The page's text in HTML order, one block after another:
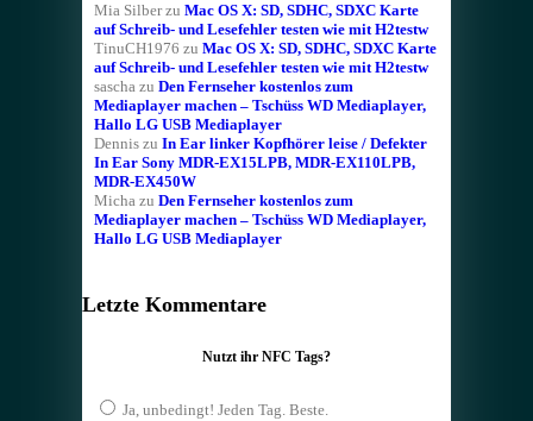
Mia Silberzu Mac OS X: SD, SDHC, SDXC Karte
auf Schreib- und Lesefehler testen wie mit H2testw
TinuCH1976 zu Mac OS X: SD, SDHC, SDXC Karte
auf Schreib- und Lesefehler testen wie mit H2testw
saschazu Den Fernseher kostenlos zum
Mediaplayer machen – Tschüss WD Mediaplayer,
Hallo LG USB Mediaplayer
Denniszu In Ear linker Kopfhörer leise / Defekter
In Ear Sony MDR-EX15LPB, MDR-EX110LPB,
MDR-EX450W
Michazu Den Fernseher kostenlos zum
Mediaplayer machen – Tschüss WD Mediaplayer,
Hallo LG USB Mediaplayer
Letzte Kommentare
Nutzt ihr NFC Tags?
Ja, unbedingt! Jeden Tag. Beste.